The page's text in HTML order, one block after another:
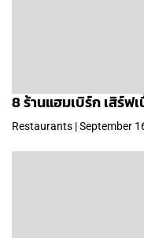
8 ร้านแฮมเบิร์ก เสิร์ฟ
Restaurants | September